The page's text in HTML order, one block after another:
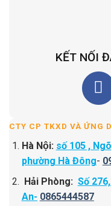
KẾT NỐI
CTY CP TKXD VÀ ỨNG
Hà Nội: số 105 ,
phường Hà Đông-
Hải Phòng: Số
An- 0865444587